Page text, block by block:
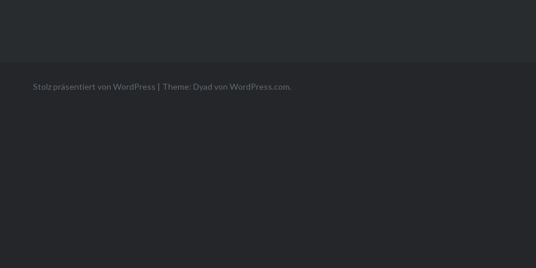
Stolz präsentiert von WordPress | Theme: Dyad von WordPress.com.